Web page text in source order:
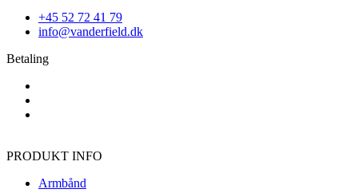
+45 52 72 41 79
info@vanderfield.dk
Betaling
PRODUKT INFO
Armbånd